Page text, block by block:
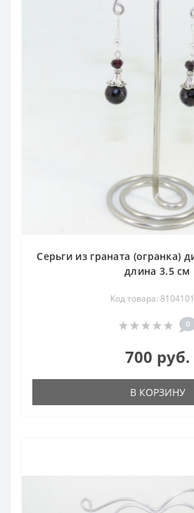
Серьги из граната (огранка)
длина 3.5 см
Код товара:
0
700 руб.
В КОРЗИНУ